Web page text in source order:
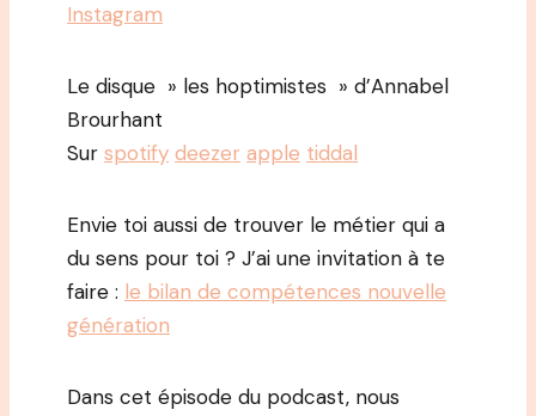
Instagram
Le disque » les hoptimistes » d’Annabel
Brourhant
Sur spotify deezer apple tiddal
Envie toi aussi de trouver le métier qui a
du sens pour toi ? J’ai une invitation à te
faire : le bilan de compétences nouvelle
génération
Dans cet épisode du podcast, nous